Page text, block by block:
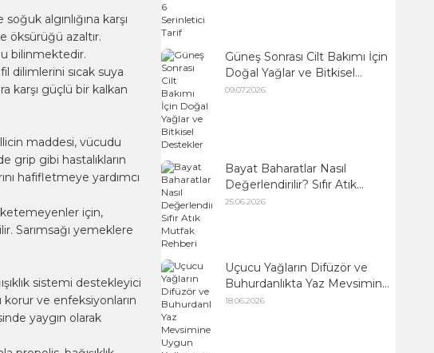
algınlığına karşı
öksürüğü azaltır.
bilinmektedir.
dilimlerini sıcak suya
karşı güçlü bir kalkan
maddesi, vücudu
grip gibi hastalıkların
hafifletmeye yardımcı
için,
Sarımsağı yemeklere
sistemi destekleyici
korur ve enfeksiyonların
yaygın olarak
Güneş Sonrası Cilt Bakımı İçin
Doğal Yağlar ve Bitkisel
Destekler
09.07.2026
Bayat Baharatlar Nasıl
Değerlendirilir? Sıfır Atık
Mutfak Rehberi
25.06.2026
Uçucu Yağların Difüzör ve
Buhurdanlıkta Yaz Mevsimine
Uygun Kullanımı
18.06.2026